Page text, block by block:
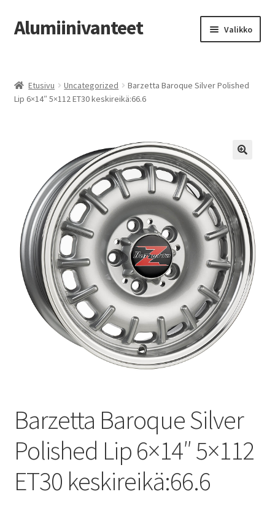
Siirry
navigointiin
Siirry
sisältöön
Alumiinivanteet Valikko
Kauppa
Vanteiden osto-opas
Auton renkaat
Yhteystiedot
Etusivu Uncategorized
Barzetta Baroque Silver Polished
Lip 6×14″ 5×112 ET30 keskireikä:66.6
Barzetta Baroque Silver
Polished Lip 6×14″ 5×112
ET30 keskireikä:66.6